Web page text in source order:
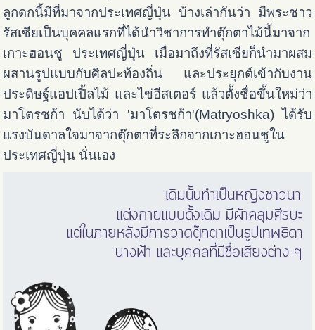
ลูกดกนี้มีที่มาจากประเทศญี่ปุ่น บ้างเล่ากันว่า มีพระชาว
รัสเซียเป็นบุคคลแรกที่ได้นำวิชาการทำตุ๊กตาไม้นี้มาจาก
เกาะฮอนชู ประเทศญี่ปุ่น เมื่อมาถึงที่รัสเซียก็นำมาผสม
ผสานรูปแบบกับศิลปะท้องถิ่น และประยุกต์เข้ากับงาน
ประดิษฐ์แอปเปิ้ลไม้ และไข่อีสเตอร์ แล้วตั้งชื่อขึ้นใหม่ว่า
มาโตรชก้า นับได้ว่า 'มาโตรชก้า'(Matryoshka) ได้รับ
แรงบันดาลใจมาจากตุ๊กตาที่ระลึกจากเกาะฮอนชูใน
ประเทศญี่ปุ่น นั่นเอง